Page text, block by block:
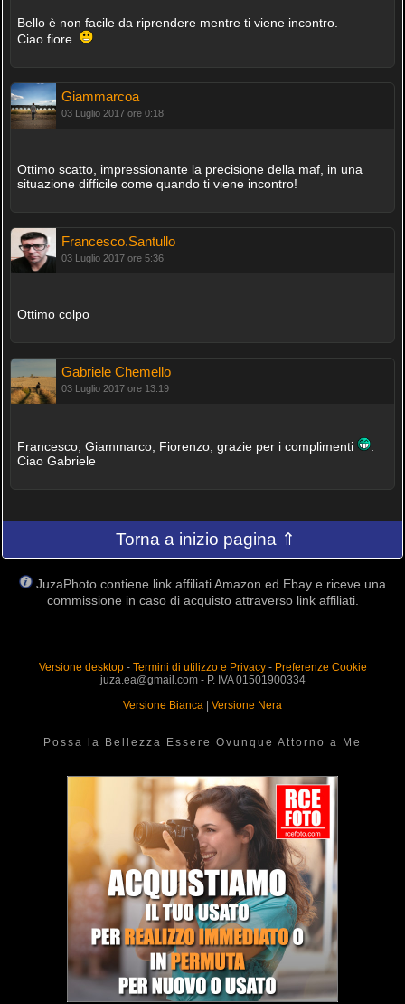
Bello è non facile da riprendere mentre ti viene incontro.
Ciao fiore.
Giammarcoa
03 Luglio 2017 ore 0:18
Ottimo scatto, impressionante la precisione della maf, in una
situazione difficile come quando ti viene incontro!
Francesco.Santullo
03 Luglio 2017 ore 5:36
Ottimo colpo
Gabriele Chemello
03 Luglio 2017 ore 13:19
Francesco, Giammarco, Fiorenzo, grazie per i complimenti
.
Ciao Gabriele
Torna a inizio pagina ⇑
JuzaPhoto contiene link affiliati Amazon ed Ebay e riceve una
commissione in caso di acquisto attraverso link affiliati.
Versione desktop- Termini di utilizzo e Privacy- Preferenze Cookie
juza.ea@gmail.com - P. IVA 01501900334
Versione Bianca
Versione Nera
Possa la Bellezza Essere Ovunque Attorno a Me